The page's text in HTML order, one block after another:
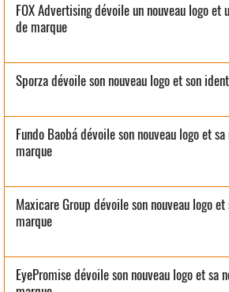
FOX Advertising dévoile un nouveau logo
de marque
Sporza dévoile son nouveau logo et son
Fundo Baobá dévoile son nouveau logo et
marque
Maxicare Group dévoile son nouveau logo
marque
EyePromise dévoile son nouveau logo et sa